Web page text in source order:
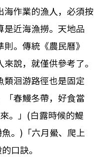
海作業的漁人，必須按
是近海漁撈。天地品
。傳統《農民曆》
說，就僅供參考了。
類洄游路徑也是固定
「春鰻冬帶，好食當
。」(白露時候的鯷
。)「六月鱟、爬上
口訣。